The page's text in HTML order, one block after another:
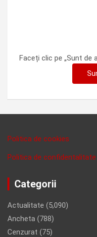
Faceți clic pe „Sunt de
Politica de cookies
Politica de confidentalitate
Categorii
Actualitate (5,090)
Ancheta (788)
Cenzurat (75)